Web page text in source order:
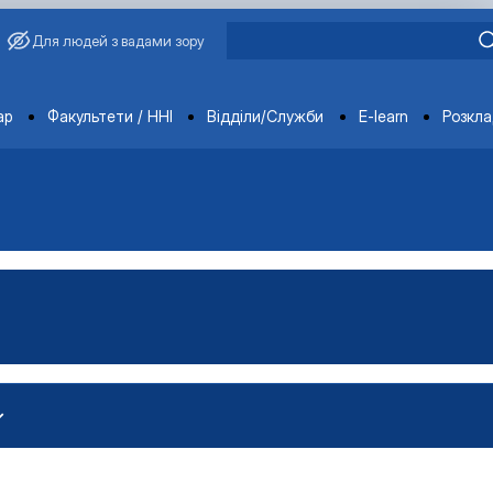
Для людей з вадами зору
Факультети / ННІ Відділи/Служби E-learn